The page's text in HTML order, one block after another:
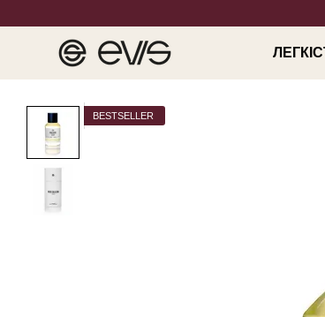
BESTSELLER